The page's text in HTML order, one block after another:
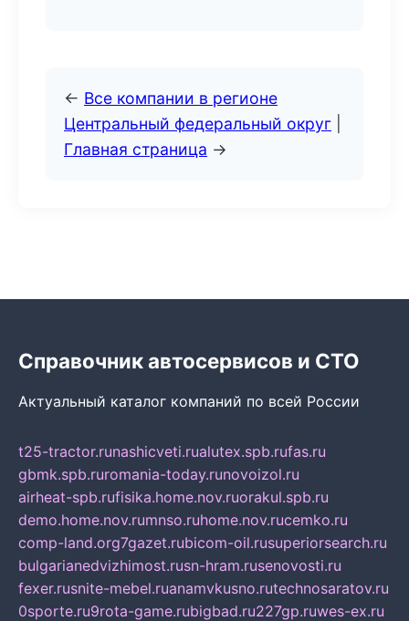
← Все компании в регионе
Центральный федеральный округ
Главная страница →
Справочник автосервисов и СТО
Актуальный каталог компаний по всей России
t25-tractor.runashicveti.rualutex.spb.rufas.ru
gbmk.spb.ruromania-today.runovoizol.ru
airheat-spb.rufisika.home.nov.ruorakul.spb.ru
demo.home.nov.rumnso.ruhome.nov.rucemko.ru
comp-land.org7gazet.rubicom-oil.rusuperiorsearch.ru
bulgarianedvizhimost.rusn-hram.rusenovosti.ru
fexer.rusnite-mebel.ruanamvkusno.rutechnosaratov.ru
0sporte.ru9rota-game.rubigbad.ru227gp.ruwes-ex.ru